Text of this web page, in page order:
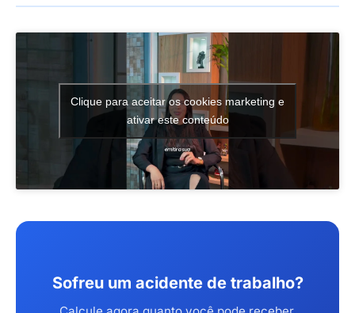
Clique para aceitar os cookies marketing e
ativar este conteúdo
Sofreu um acidente de trabalho?